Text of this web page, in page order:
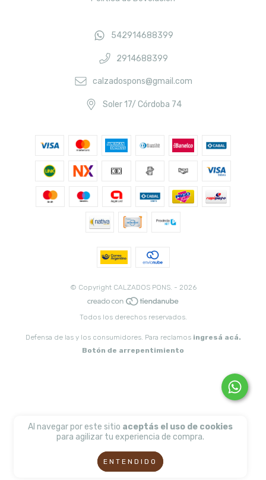
Al navegar por este sitio aceptás el uso de cookies
para agilizar tu experiencia de compra.
ENTENDIDO
542914688399
2914688399
calzadospons@gmail.com
Soler 17/ Córdoba 74
© Copyright CALZADOS PONS. - 2026
Todos los derechos reservados.
Defensa de las y los consumidores. Para reclamos ingresá acá.
Botón de arrepentimiento